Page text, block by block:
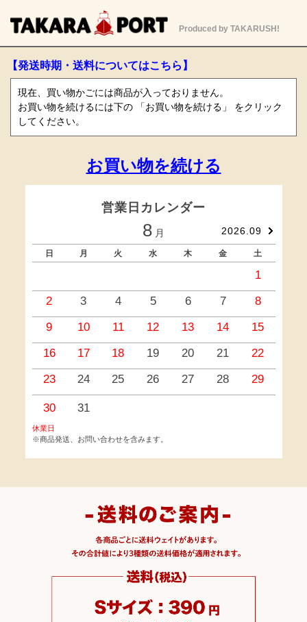
Produced by TAKARUSH!
【発送時期・送料についてはこちら】
現在、買い物かごには商品が入っておりません。
お買い物を続けるには下の 「お買い物を続ける」 をクリック
してください。
お買い物を続ける
営業日カレンダー
8 月 2026.09
日 月 火 水 木 金 土
1
2
3 4 5 6 7
8
9
10 11 12 13 14
15
16
17 18 19 20 21
22
23
24 25 26 27 28 29
30 31
休業日
※商品発送、お問い合わせを含みます。